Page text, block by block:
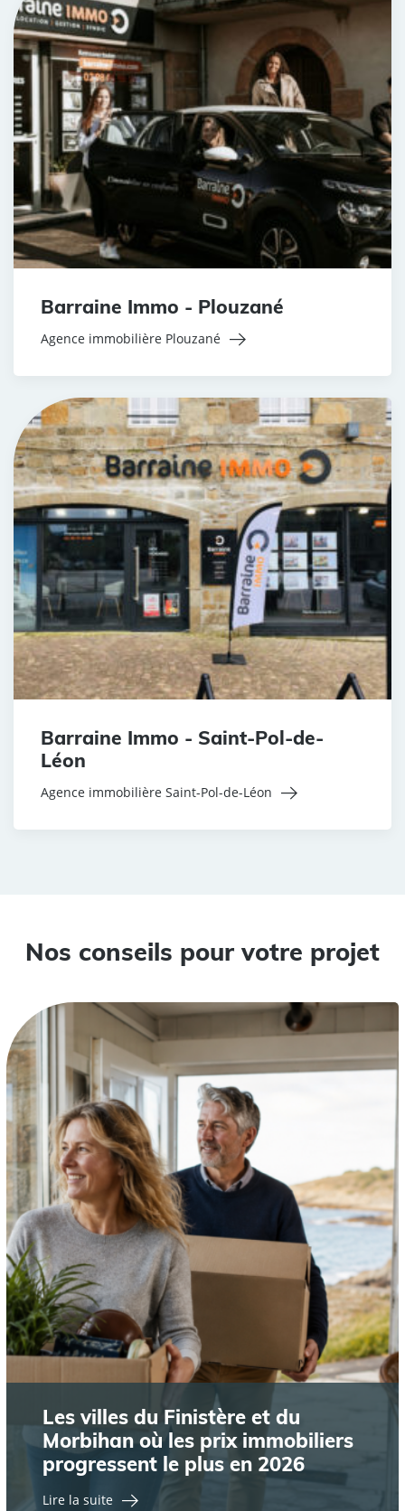
Barraine Immo - Plouzané
Agence immobilière Plouzané
Barraine Immo - Saint-Pol-de-
Léon
Agence immobilière Saint-Pol-de-Léon
Nos conseils pour votre projet
Les villes du Finistère et du
Morbihan où les prix immobiliers
progressent le plus en 2026
Lire la suite